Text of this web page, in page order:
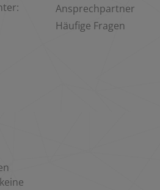
Ansprechpartner
Häufige Fragen